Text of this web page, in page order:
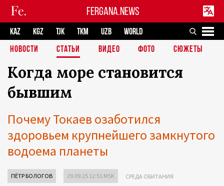
FERGANA.NEWS
KAZ KGZ TJK TKM UZB
WORLD
НОВОСТИ
СТАТЬИ ВИДЕО ФОТО СЮЖЕТЫ
Когда море становится
бывшим
Почему Токаев озаботился
здоровьем крупнейшего замкнутого
водоема планеты
ПЁТР БОЛОГОВ 29.09.25 12:51 MSK СРЕДА ОБИТАНИЯ